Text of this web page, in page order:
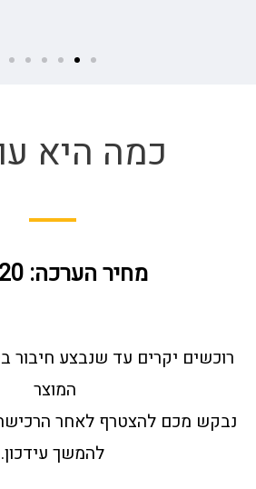
כמה היא
מחיר הערכה: 320
רוכשים יקרים עד שנבצע חיבור
המוצר
נבקש מכם להצטרף לאחר
להמשך עידכון.